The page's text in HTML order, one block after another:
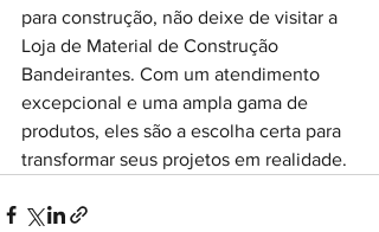
para construção, não deixe de visitar a
Loja de Material de Construção
Bandeirantes. Com um atendimento
excepcional e uma ampla gama de
produtos, eles são a escolha certa para
transformar seus projetos em realidade.